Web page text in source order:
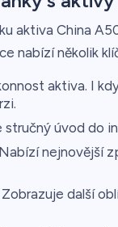
aktiva China
nabízí několik
aktiva. I
stručný úvod do
Nabízí nejnovější
Zobrazuje další